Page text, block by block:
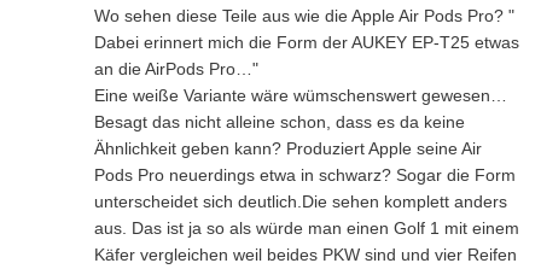
Wo sehen diese Teile aus wie die Apple Air Pods Pro? "
Dabei erinnert mich die Form der AUKEY EP-T25 etwas
an die AirPods Pro…"
Eine weiße Variante wäre wümschenswert gewesen…
Besagt das nicht alleine schon, dass es da keine
Ähnlichkeit geben kann? Produziert Apple seine Air
Pods Pro neuerdings etwa in schwarz? Sogar die Form
unterscheidet sich deutlich.Die sehen komplett anders
aus. Das ist ja so als würde man einen Golf 1 mit einem
Käfer vergleichen weil beides PKW sind und vier Reifen